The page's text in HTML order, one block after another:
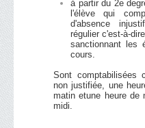
à partir du 2e
l'élève qui
d'absence
régulier c'est-à-
sanctionnant les
cours.
Sont comptabilisées
non justifiée, une
matin etune heure de
midi.